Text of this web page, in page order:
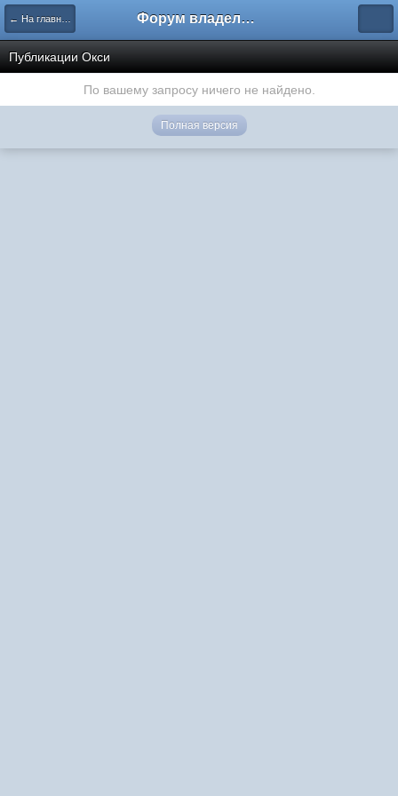
← На главную Форум владельцев интернет-магазинов
Публикации Окси
По вашему запросу ничего не найдено.
Полная версия